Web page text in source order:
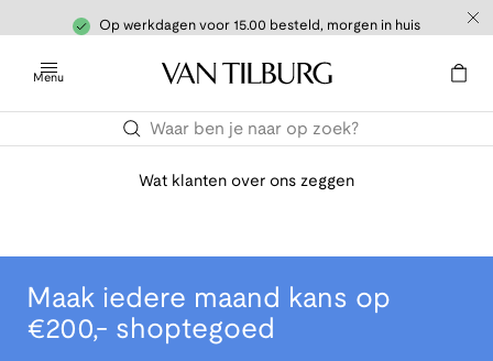
Op werkdagen voor 15.00 besteld, morgen in huis
Menu
Wat klanten over ons zeggen
Maak iedere maand kans op
€200,- shoptegoed